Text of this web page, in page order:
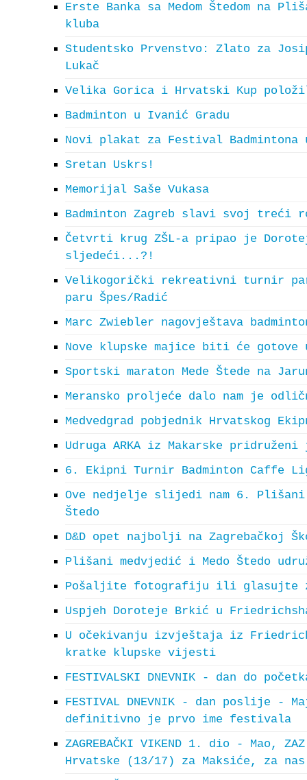
Erste Banka sa Medom Štedom na
kluba
Studentsko Prvenstvo: Zlato za
Lukač
Velika Gorica i Hrvatski Kup
Badminton u Ivanić Gradu
Novi plakat za Festival Badmintona
Sretan Uskrs!
Memorijal Saše Vukasa
Badminton Zagreb slavi svoj treći
Četvrti krug ZŠL-a pripao je
sljedeći...?!
Velikogorički rekreativni turnir
paru Špes/Radić
Marc Zwiebler nagovještava
Nove klupske majice biti će gotove
Sportski maraton Mede Štede na
Meransko proljeće dalo nam je
Medvedgrad pobjednik Hrvatskog
Udruga ARKA iz Makarske pridruženi
6. Ekipni Turnir Badminton Caffe
Ove nedjelje slijedi nam 6. Plišani
Štedo
D&D opet najbolji na Zagrebačkoj
Plišani medvjedić i Medo Štedo
Pošaljite fotografiju ili glasujte
Uspjeh Doroteje Brkić u
U očekivanju izvještaja iz
kratke klupske vijesti
FESTIVALSKI DNEVNIK - dan do
FESTIVAL DNEVNIK - dan poslije -
definitivno je prvo ime festivala
ZAGREBAČKI VIKEND 1. dio - Mao,
Hrvatske (13/17) za Maksiće, za